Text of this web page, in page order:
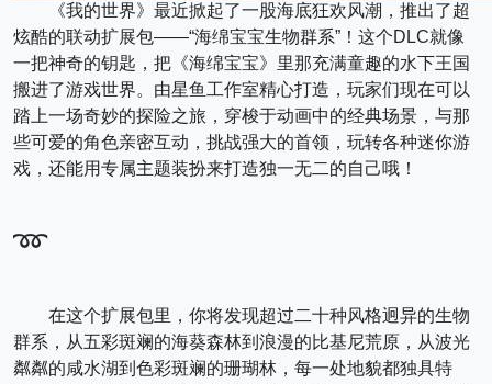
《我的世界》最近掀起了一股海底狂欢风潮，推出了超
炫酷的联动扩展包——“海绵宝宝生物群系”！这个DLC就像
一把神奇的钥匙，把《海绵宝宝》里那充满童趣的水下王国
搬进了游戏世界。由星鱼工作室精心打造，玩家们现在可以
踏上一场奇妙的探险之旅，穿梭于动画中的经典场景，与那
些可爱的角色亲密互动，挑战强大的首领，玩转各种迷你游
戏，还能用专属主题装扮来打造独一无二的自己哦！
➿
在这个扩展包里，你将发现超过二十种风格迥异的生物
群系，从五彩斑斓的海葵森林到浪漫的比基尼荒原，从波光
粼粼的咸水湖到色彩斑斓的珊瑚林，每一处地貌都独具特